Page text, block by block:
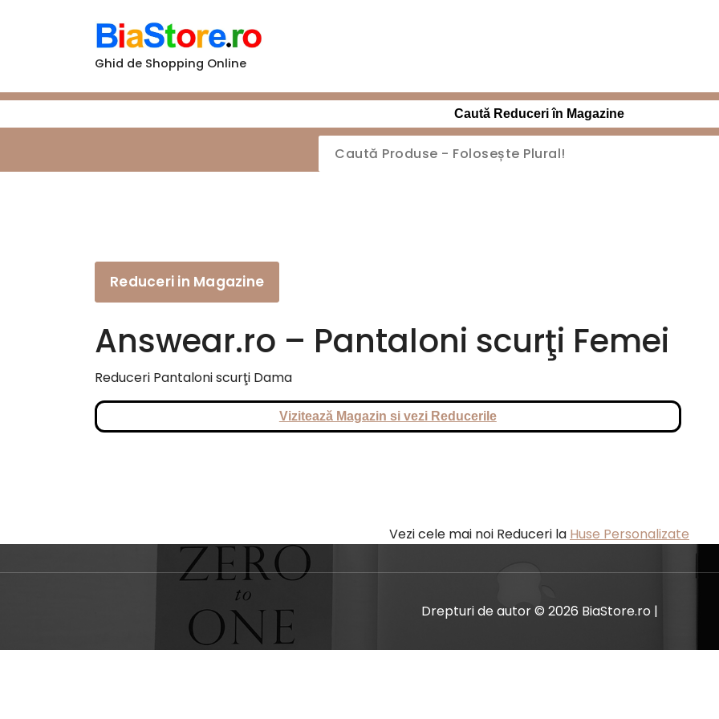
Ghid de Shopping Online
Caută Reduceri în Magazine
Reduceri in Magazine
Answear.ro – Pantaloni scurţi Femei
Reduceri Pantaloni scurţi Dama
Vizitează Magazin si vezi Reducerile
Vezi cele mai noi Reduceri la Huse Personalizate
Drepturi de autor © 2026 BiaStore.ro |